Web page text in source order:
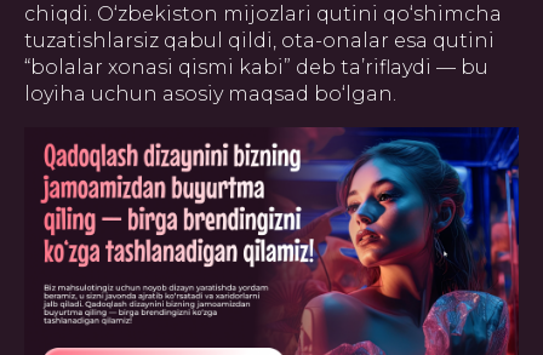
chiqdi. O‘zbekiston mijozlari qutini qo‘shimcha
tuzatishlarsiz qabul qildi, ota-onalar esa qutini
“bolalar xonasi qismi kabi” deb ta’riflaydi — bu
loyiha uchun asosiy maqsad bo‘lgan.